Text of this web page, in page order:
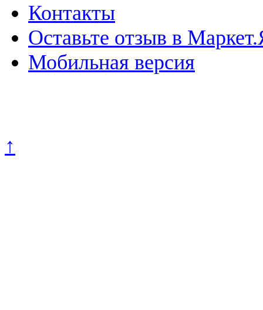
Контакты
Оставьте отзыв в
Мобильная версия
↑